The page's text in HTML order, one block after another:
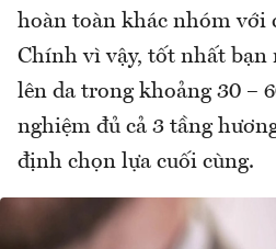
hoàn toàn khác nhóm với
Chính vì vậy, tốt nhất bạn
lên da trong khoảng 30 –
nghiệm đủ cả 3 tầng
định chọn lựa cuối cùng.